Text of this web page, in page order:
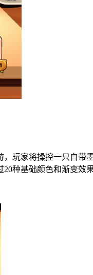
，玩家将操控一只自
种基础颜色和渐变效